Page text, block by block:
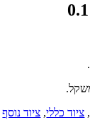
, ציוד כללי, ציוד נוסף